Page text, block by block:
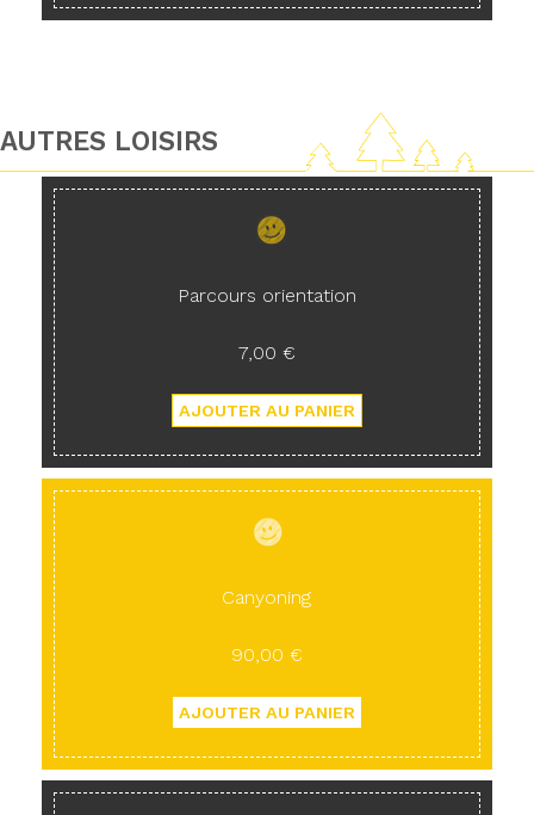
AUTRES LOISIRS
Parcours orientation
7,00 €
Canyoning
90,00 €